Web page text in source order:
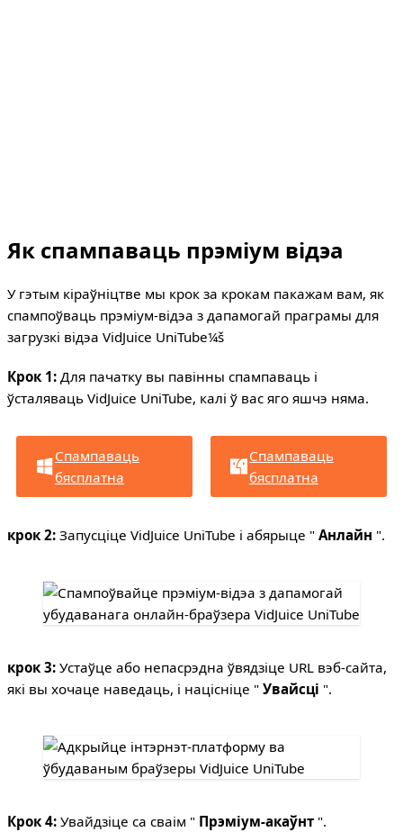
Як спампаваць прэміум відэа
У гэтым кіраўніцтве мы крок за крокам пакажам вам, як
спампоўваць прэміум-відэа з дапамогай праграмы для
загрузкі відэа VidJuice UniTube¼š
Крок 1: Для пачатку вы павінны спампаваць і
ўсталяваць VidJuice UniTube, калі ў вас яго яшчэ няма.
Спампаваць
бясплатна
Спампаваць
бясплатна
крок 2: Запусціце VidJuice UniTube і абярыце " Анлайн ".
крок 3: Устаўце або непасрэдна ўвядзіце URL вэб-сайта,
які вы хочаце наведаць, і націсніце " Увайсці ".
Крок 4: Увайдзіце са сваім " Прэміум-акаўнт ".